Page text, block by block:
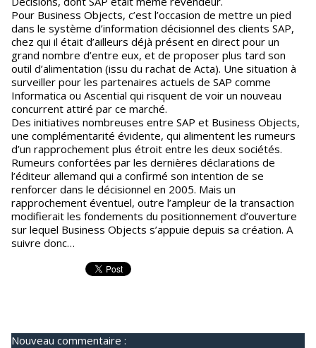
Pour Business Objects, c’est l’occasion de mettre un pied
dans le système d’information décisionnel des clients SAP,
chez qui il était d’ailleurs déjà présent en direct pour un
grand nombre d’entre eux, et de proposer plus tard son
outil d’alimentation (issu du rachat de Acta). Une situation à
surveiller pour les partenaires actuels de SAP comme
Informatica ou Ascential qui risquent de voir un nouveau
concurrent attiré par ce marché.
Des initiatives nombreuses entre SAP et Business Objects,
une complémentarité évidente, qui alimentent les rumeurs
d’un rapprochement plus étroit entre les deux sociétés.
Rumeurs confortées par les dernières déclarations de
l’éditeur allemand qui a confirmé son intention de se
renforcer dans le décisionnel en 2005. Mais un
rapprochement éventuel, outre l’ampleur de la transaction
modifierait les fondements du positionnement d’ouverture
sur lequel Business Objects s’appuie depuis sa création. A
suivre donc…
Nouveau commentaire :